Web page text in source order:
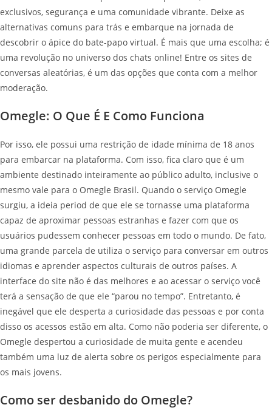
exclusivos, segurança e uma comunidade vibrante. Deixe as
alternativas comuns para trás e embarque na jornada de
descobrir o ápice do bate-papo virtual. É mais que uma escolha; é
uma revolução no universo dos chats online! Entre os sites de
conversas aleatórias, é um das opções que conta com a melhor
moderação.
Omegle: O Que É E Como Funciona
Por isso, ele possui uma restrição de idade mínima de 18 anos
para embarcar na plataforma. Com isso, fica claro que é um
ambiente destinado inteiramente ao público adulto, inclusive o
mesmo vale para o Omegle Brasil. Quando o serviço Omegle
surgiu, a ideia period de que ele se tornasse uma plataforma
capaz de aproximar pessoas estranhas e fazer com que os
usuários pudessem conhecer pessoas em todo o mundo. De fato,
uma grande parcela de utiliza o serviço para conversar em outros
idiomas e aprender aspectos culturais de outros países. A
interface do site não é das melhores e ao acessar o serviço você
terá a sensação de que ele “parou no tempo”. Entretanto, é
inegável que ele desperta a curiosidade das pessoas e por conta
disso os acessos estão em alta. Como não poderia ser diferente, o
Omegle despertou a curiosidade de muita gente e acendeu
também uma luz de alerta sobre os perigos especialmente para
os mais jovens.
Como ser desbanido do Omegle?